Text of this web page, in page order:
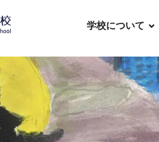
学校について
こと
アイデンテ